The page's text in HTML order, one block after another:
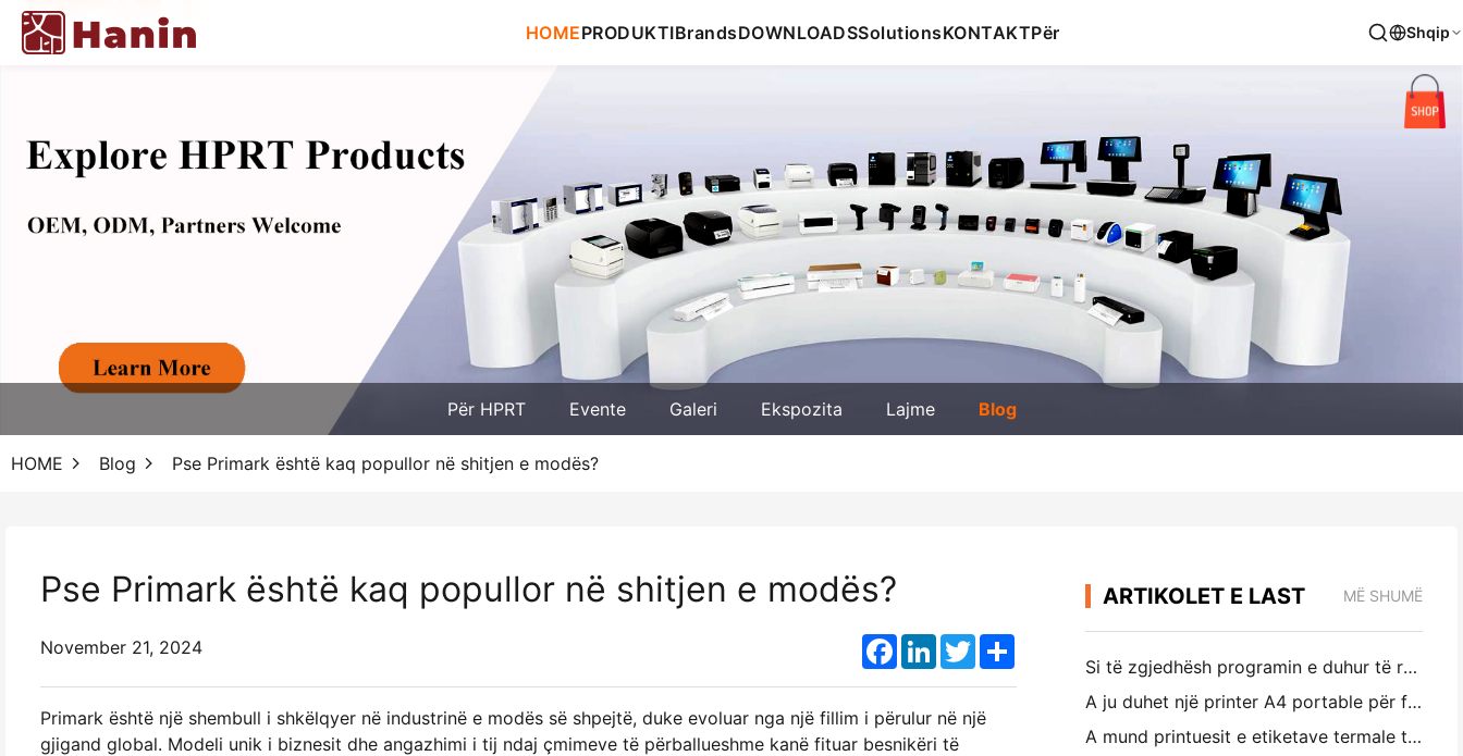
HOMEPRODUKTIBrandsDOWNLOADSSolutionsKONTAKTPër Shqip
Për HPRT Evente Galeri Ekspozita Lajme Blog
HOME Blog Pse Primark është kaq popullor në shitjen e modës?
Pse Primark është kaq popullor në shitjen e modës?
November 21, 2024 Facebook
LinkedInTwitterShare
Primark është një shembull i shkëlqyer në industrinë e modës së shpejtë, duke evoluar nga një fillim i përulur në një
gjigand global. Modeli unik i biznesit dhe angazhimi i tij ndaj çmimeve të përballueshme kanë fituar besnikëri të
ARTIKOLET E LAST MË SHUMË
Si të zgjedhësh programin e duhur të restorantit për restorantin tënd të vogël apo të mesëm
A ju duhet një printer A4 portable për faturat e depove? Çfarë funksionon?
A mund printuesit e etiketave termale të bëjnë etiketa pa ujë për prodhimet e biznesit të vogël?